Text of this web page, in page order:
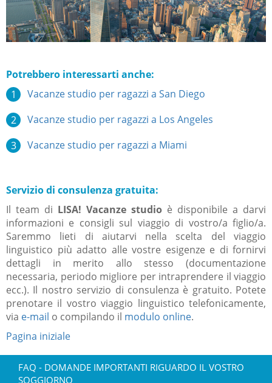
Potrebbero interessarti anche:
Vacanze studio per ragazzi a San Diego
Vacanze studio per ragazzi a Los Angeles
Vacanze studio per ragazzi a Miami
Servizio di consulenza gratuita:
Il team di LISA! Vacanze studio è disponibile a darvi
informazioni e consigli sul viaggio di vostro/a figlio/a.
Saremmo lieti di aiutarvi nella scelta del viaggio
linguistico più adatto alle vostre esigenze e di fornirvi
dettagli in merito allo stesso (documentazione
necessaria, periodo migliore per intraprendere il viaggio
ecc.). Il nostro servizio di consulenza è gratuito. Potete
prenotare il vostro viaggio linguistico telefonicamente,
via e-mail o compilando il modulo online.
Pagina iniziale
FAQ - DOMANDE IMPORTANTI RIGUARDO IL VOSTRO
SOGGIORNO